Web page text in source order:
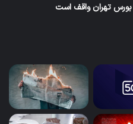
تهران واقف است